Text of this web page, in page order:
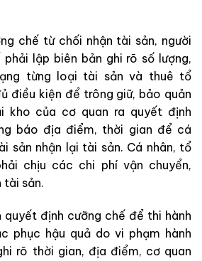
chế từ chối nhận tài sản, người
lập biên bản ghi rõ số lượng,
từng loại tài sản và thuê tổ
điều kiện để trông giữ, bảo quản
kho của cơ quan ra quyết định
báo địa điểm, thời gian để cá
sản nhận lại tài sản. Cá nhân, tổ
chịu các chi phí vận chuyển,
tài sản.
quyết định cưỡng chế để thi hành
phục hậu quả do vi phạm hành
rõ thời gian, địa điểm, cơ quan